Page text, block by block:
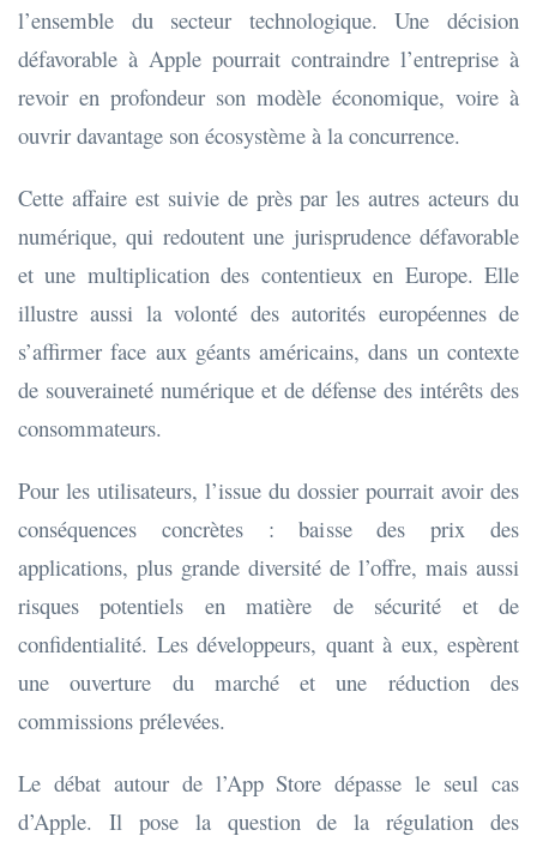
l’ensemble du secteur technologique. Une décision
défavorable à Apple pourrait contraindre l’entreprise à
revoir en profondeur son modèle économique, voire à
ouvrir davantage son écosystème à la concurrence.
Cette affaire est suivie de près par les autres acteurs du
numérique, qui redoutent une jurisprudence défavorable
et une multiplication des contentieux en Europe. Elle
illustre aussi la volonté des autorités européennes de
s’affirmer face aux géants américains, dans un contexte
de souveraineté numérique et de défense des intérêts des
consommateurs.
Pour les utilisateurs, l’issue du dossier pourrait avoir des
conséquences concrètes : baisse des prix des
applications, plus grande diversité de l’offre, mais aussi
risques potentiels en matière de sécurité et de
confidentialité. Les développeurs, quant à eux, espèrent
une ouverture du marché et une réduction des
commissions prélevées.
Le débat autour de l’App Store dépasse le seul cas
d’Apple. Il pose la question de la régulation des